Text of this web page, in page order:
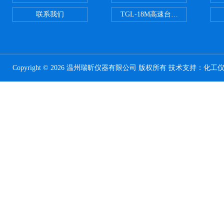
联系我们 TGL-18M高速台式冷冻离心机
Copyright © 2026 温州瑞昕仪器有限公司 版权所有 技术支持： 化工